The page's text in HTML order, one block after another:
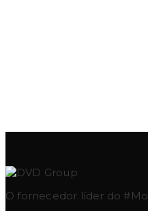
O fornecedor líder do